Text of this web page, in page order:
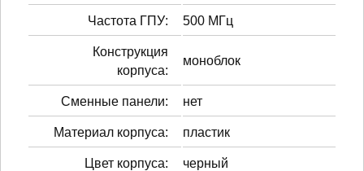
Частота ГПУ: 500 МГц
Конструкция
корпуса:
моноблок
Сменные панели: нет
Материал корпуса: пластик
Цвет корпуса: черный